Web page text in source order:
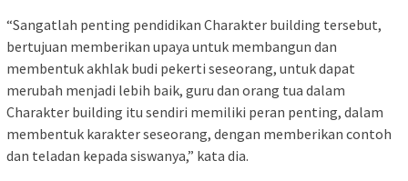
“Sangatlah penting pendidikan Charakter building tersebut,
bertujuan memberikan upaya untuk membangun dan
membentuk akhlak budi pekerti seseorang, untuk dapat
merubah menjadi lebih baik, guru dan orang tua dalam
Charakter building itu sendiri memiliki peran penting, dalam
membentuk karakter seseorang, dengan memberikan contoh
dan teladan kepada siswanya,” kata dia.